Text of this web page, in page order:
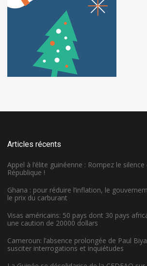
Articles récents
Appel à l’élite guinéenne : Rompez le
République !
Ghana : pour réduire l’inflation, le
le prix du carburant
Visas américains: 50 pays dont 30 pays
une caution de 20000 dollars
Cameroun: l’absence prolongée de Paul
susciter interrogations et inquiétudes